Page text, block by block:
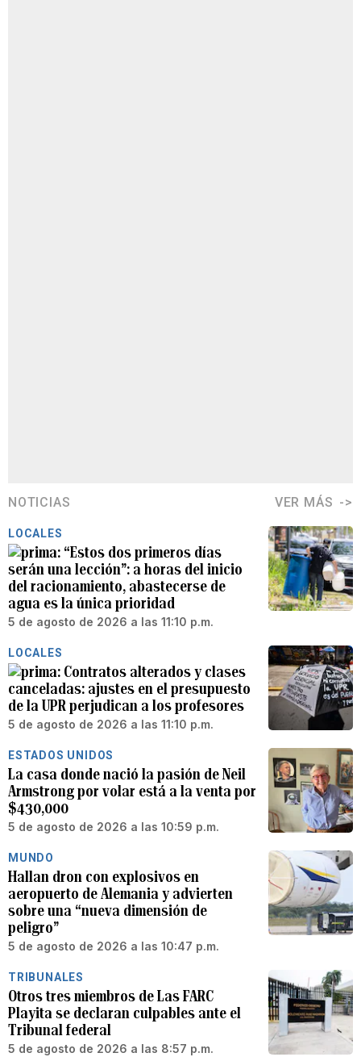
NOTICIAS VER MÁS
LOCALES
“Estos dos primeros días
serán una lección”: a horas del inicio
del racionamiento, abastecerse de
agua es la única prioridad
5 de agosto de 2026 a las 11:10 p.m.
LOCALES
Contratos alterados y clases
canceladas: ajustes en el presupuesto
de la UPR perjudican a los profesores
5 de agosto de 2026 a las 11:10 p.m.
ESTADOS UNIDOS
La casa donde nació la pasión de Neil
Armstrong por volar está a la venta por
$430,000
5 de agosto de 2026 a las 10:59 p.m.
MUNDO
Hallan dron con explosivos en
aeropuerto de Alemania y advierten
sobre una “nueva dimensión de
peligro”
5 de agosto de 2026 a las 10:47 p.m.
TRIBUNALES
Otros tres miembros de Las FARC
Playita se declaran culpables ante el
Tribunal federal
5 de agosto de 2026 a las 8:57 p.m.